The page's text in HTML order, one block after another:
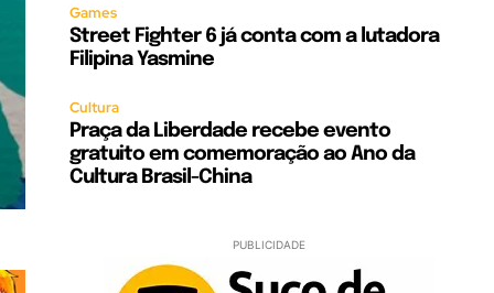
Games
Street Fighter 6 já conta com a lutadora
Filipina Yasmine
Cultura
Praça da Liberdade recebe evento
gratuito em comemoração ao Ano da
Cultura Brasil-China
PUBLICIDADE